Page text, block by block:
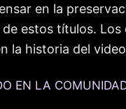
en la
estos títulos.
la historia del
EN LA